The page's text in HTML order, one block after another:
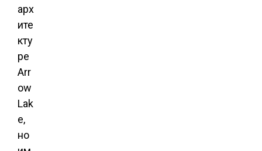
арх
ите
кту
ре
Arr
ow
Lak
e,
но